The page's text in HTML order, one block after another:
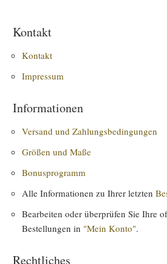
Kontakt
Kontakt
Impressum
Informationen
Versand und Zahlungsbedingungen
Größen und Maße
Bonusprogramm
Alle Informationen zu Ihrer letzten
Bearbeiten oder überprüfen Sie Ihre
Bestellungen in "Mein Konto".
Rechtliches